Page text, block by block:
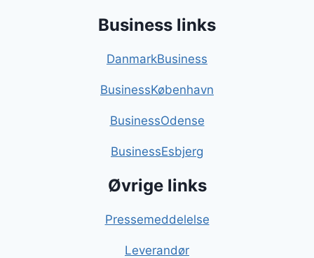
Business links
DanmarkBusiness
BusinessKøbenhavn
BusinessOdense
BusinessEsbjerg
Øvrige links
Pressemeddelelse
Leverandør